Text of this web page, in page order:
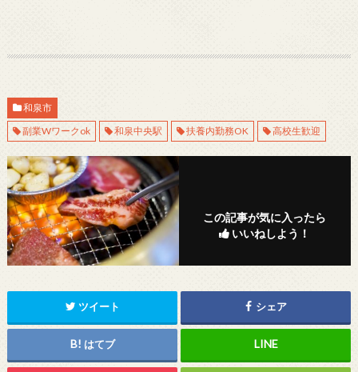
和泉市
副業Wワークok
和泉中央駅 扶養内勤務OK 高校生歓迎
この記事が気に入ったら
いいねしよう！
ツイート シェア
はてブ